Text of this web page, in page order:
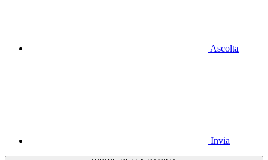
Ascolta
Invia